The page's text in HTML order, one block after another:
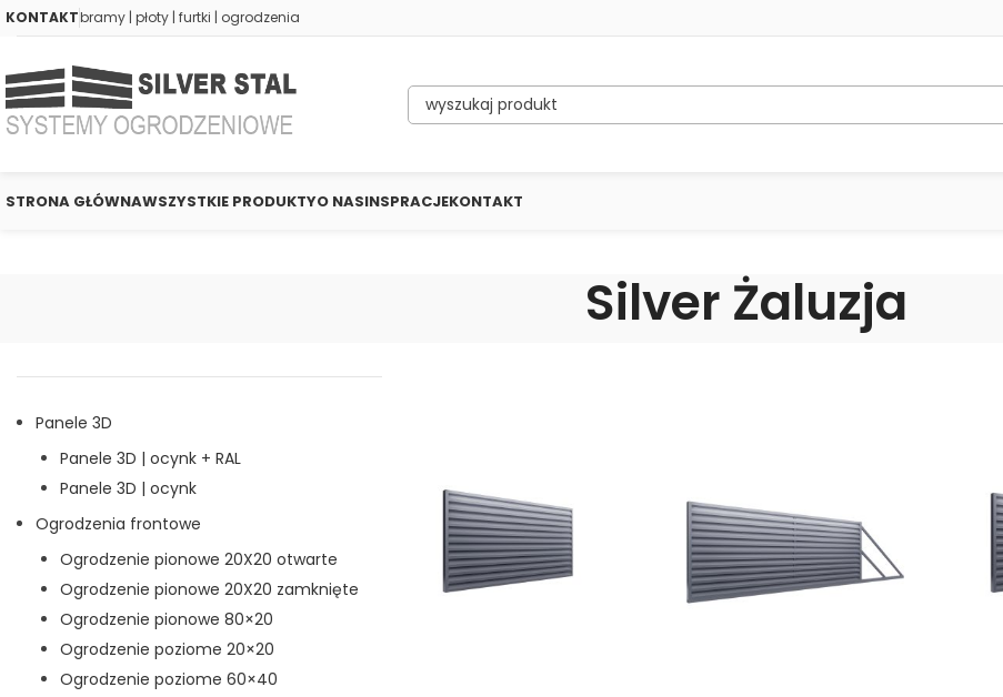
KONTAKTbramy | płoty | furtki | ogrodzenia
STRONA GŁÓWNAWSZYSTKIE PRODUKTYO NASINSPRACJEKONTAKT
Silver Żaluzja
Panele 3D
Panele 3D | ocynk + RAL
Panele 3D | ocynk
Ogrodzenia frontowe
Ogrodzenie pionowe 20X20 otwarte
Ogrodzenie pionowe 20X20 zamknięte
Ogrodzenie pionowe 80×20
Ogrodzenie poziome 20×20
Ogrodzenie poziome 60×40